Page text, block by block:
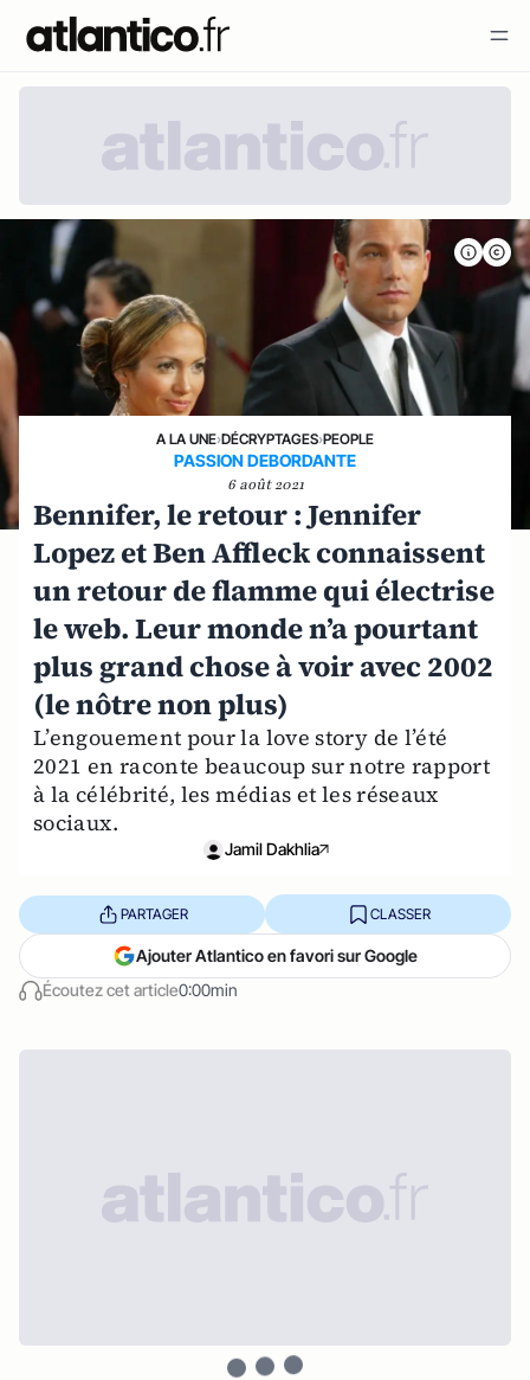
A LA UNE›DÉCRYPTAGES›PEOPLE
PASSION DEBORDANTE
6 août 2021
Bennifer, le retour : Jennifer
Lopez et Ben Affleck connaissent
un retour de flamme qui électrise
le web. Leur monde n’a pourtant
plus grand chose à voir avec 2002
(le nôtre non plus)
L’engouement pour la love story de l’été
2021 en raconte beaucoup sur notre rapport
à la célébrité, les médias et les réseaux
sociaux.
Jamil Dakhlia
Écoutez cet article0:00min
PARTAGER CLASSER
Ajouter Atlantico en favori sur Google